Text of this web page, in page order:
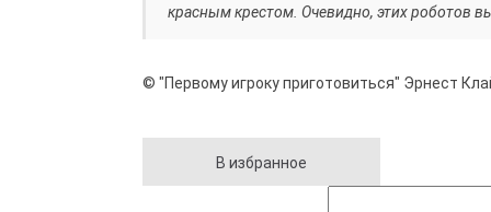
красным крестом. Очевидно, этих роботов
© "Первому игроку приготовиться" Эрнест